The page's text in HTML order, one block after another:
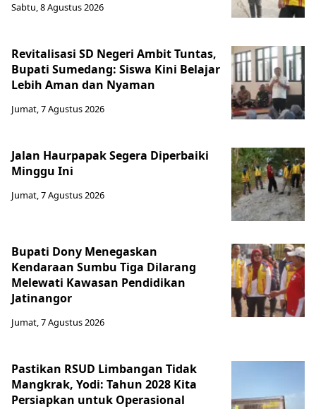
Sabtu, 8 Agustus 2026
Revitalisasi SD Negeri Ambit Tuntas,
Bupati Sumedang: Siswa Kini Belajar
Lebih Aman dan Nyaman
Jumat, 7 Agustus 2026
Jalan Haurpapak Segera Diperbaiki
Minggu Ini
Jumat, 7 Agustus 2026
Bupati Dony Menegaskan
Kendaraan Sumbu Tiga Dilarang
Melewati Kawasan Pendidikan
Jatinangor
Jumat, 7 Agustus 2026
Pastikan RSUD Limbangan Tidak
Mangkrak, Yodi: Tahun 2028 Kita
Persiapkan untuk Operasional